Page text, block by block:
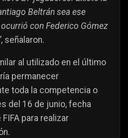
Beltrán sea ese
con Federico Gómez
, señalaron.
al utilizado en el último
permanecer
toda la competencia o
del 16 de junio, fecha
para realizar